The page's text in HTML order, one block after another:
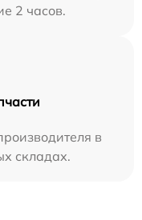
2 часов.
в
складах.